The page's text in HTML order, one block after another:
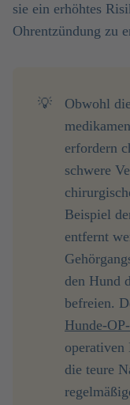
sie ein erhöhtes
Ohrentzündung zu
💡
Obwohl
erfordern
schwere
Beispiel
entfernt
den Hund
befreien.
Hunde-
die teure